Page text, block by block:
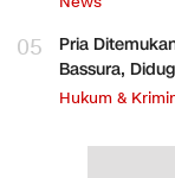
05
Pria
Bassura,
Hukum &